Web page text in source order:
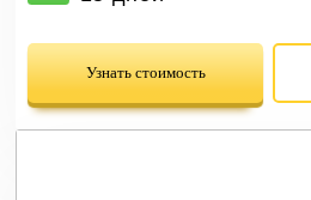
Узнать стоимость